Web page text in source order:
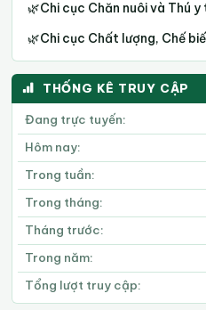
🌿Chi cục Chăn nuôi và Thú
🌿Chi cục Chất lượng, Chế
THỐNG KÊ TRUY CẬP
Đang trực tuyến:
Hôm nay:
Trong tuần:
Trong tháng:
Tháng trước:
Trong năm:
Tổng lượt truy cập: